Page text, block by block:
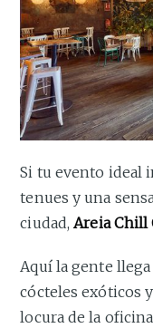
Si tu evento ideal
tenues y una
ciudad,Areia Chill
Aquí la gente
cócteles exóticos
locura de la